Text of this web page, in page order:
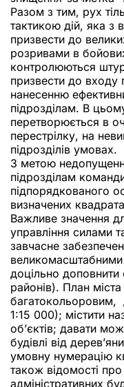
Разом з тим, рух
тактикою дій, яка з
призвести до
розривами в
контролюються
призвести до входу
нанесенню
підрозділам. В
перетворюється в
перестрілку, на
підрозділів умовах.
З метою
підрозділам
підпорядкованого
визначених
Важливе значення
управління силами
завчасне
великомасштабними
доцільно доповнити
районів). План
багатокольоровим,
1:15 000); містити
об’єктів; давати
будівлі від
умовну нумерацію
також відомості
адміністративних